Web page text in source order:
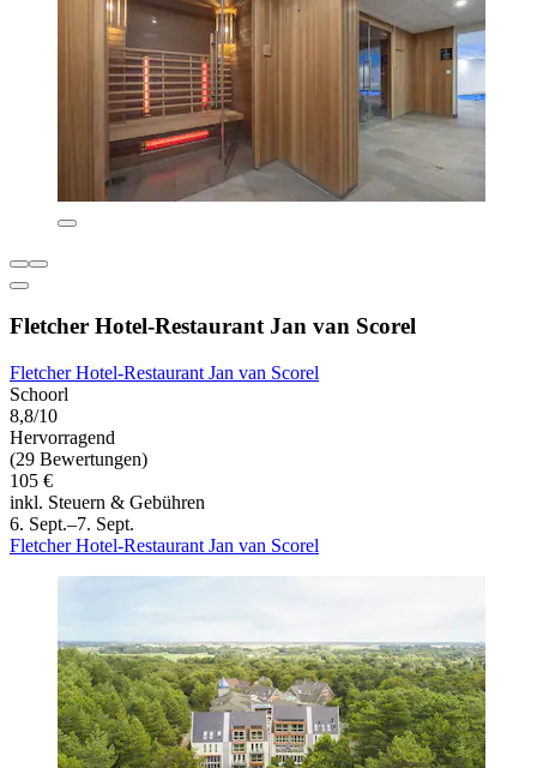
Fletcher Hotel-Restaurant Jan van Scorel
Fletcher Hotel-Restaurant Jan van Scorel
Schoorl
8,8/10
Hervorragend
(29 Bewertungen)
105 €
inkl. Steuern & Gebühren
6. Sept.–7. Sept.
Fletcher Hotel-Restaurant Jan van Scorel